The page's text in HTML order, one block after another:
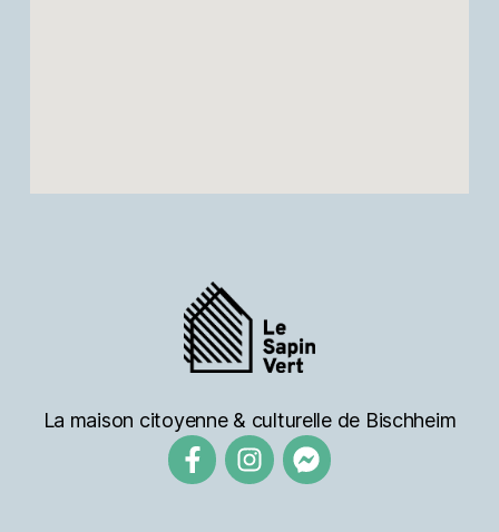
La maison citoyenne & culturelle de Bischheim